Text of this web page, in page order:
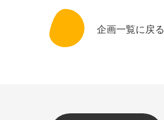
企画一覧に戻る